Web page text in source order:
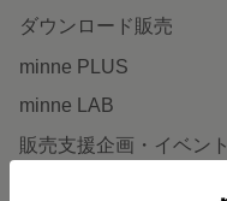
ダウンロード販売
minne PLUS
minne LAB
販売支援企画・イベント